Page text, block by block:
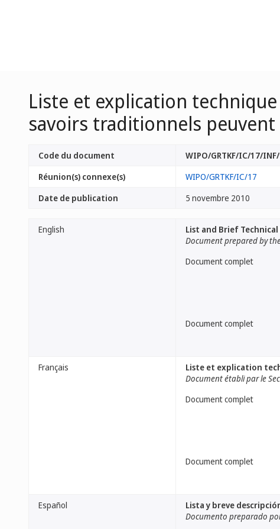
Liste et explication
savoirs traditionnels
Code du document
WIPO/GRTKF/IC/17/
Réunion(s) connexe(s)
WIPO/GRTKF/IC/17
Date de publication
5 novembre 2010
English
List and Brief
Document prepared by
Document complet
Document complet
Français
Liste et explication
Document établi par le
Document complet
Document complet
Español
Lista y breve
Documento preparado